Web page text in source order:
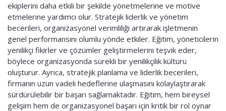
ekiplerini daha etkili bir şekilde yönetmelerine ve motive
etmelerine yardımcı olur. Stratejik liderlik ve yönetim
becerileri, organizasyonel verimliliği artırarak işletmenin
genel performansını olumlu yönde etkiler. Eğitim, yöneticilerin
yenilikçi fikirler ve çözümler geliştirmelerini teşvik eder,
böylece organizasyonda sürekli bir yenilikçilik kültürü
oluşturur. Ayrıca, stratejik planlama ve liderlik becerileri,
firmanın uzun vadeli hedeflerine ulaşmasını kolaylaştırarak
sürdürülebilir bir başarı sağlamaktadır. Eğitim, hem bireysel
gelişim hem de organizasyonel başarı için kritik bir rol oynar